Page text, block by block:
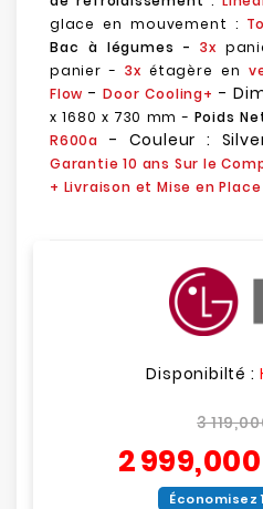
glace en mouvement :
Bac à légumes - 3x
panier -3x étagère en
Flow-Door Cooling+ -
x 1680 x 730 mm - Poids
R600a
- Couleur :
Garantie 10 ans Sur le
+ Livraison et Mise en
Disponibilté :
3
2
Économisez